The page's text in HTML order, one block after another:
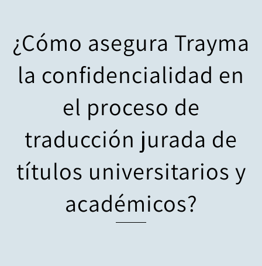
¿Cómo asegura Trayma
la confidencialidad en
el proceso de
traducción jurada de
títulos universitarios y
académicos?